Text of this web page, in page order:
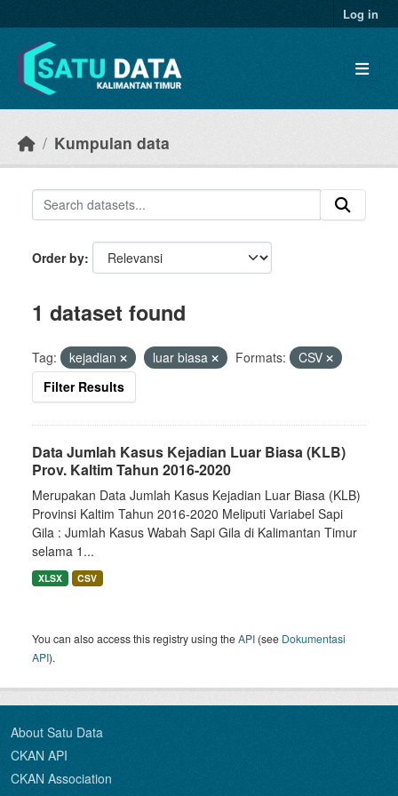
Log in
Kumpulan data
Order by
1 dataset found
Tag: kejadian luar biasa Formats:
CSV
Filter Results
Data Jumlah Kasus Kejadian Luar Biasa (KLB)
Prov. Kaltim Tahun 2016-2020
Merupakan Data Jumlah Kasus Kejadian Luar Biasa (KLB)
Provinsi Kaltim Tahun 2016-2020 Meliputi Variabel Sapi
Gila : Jumlah Kasus Wabah Sapi Gila di Kalimantan Timur
selama 1...
XLSX CSV
You can also access this registry using theAPI (see Dokumentasi
API).
About Satu Data
CKAN API
CKAN Association